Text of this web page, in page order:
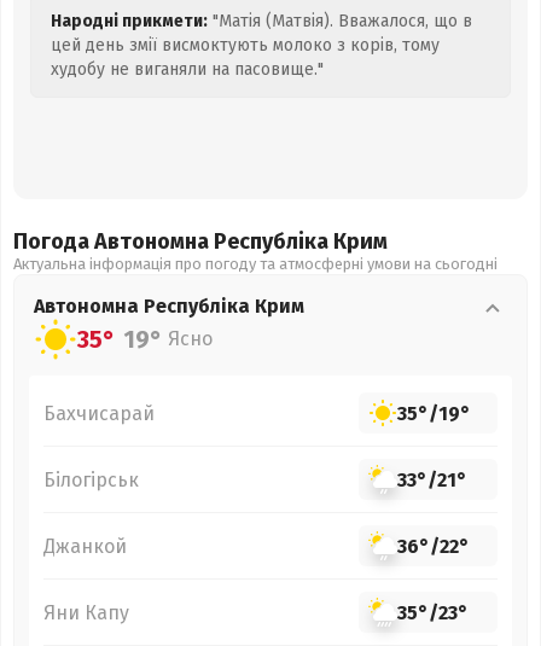
Народні прикмети: "Матія (Матвія). Вважалося, що в
цей день змії висмоктують молоко з корів, тому
худобу не виганяли на пасовище."
Погода Автономна Республіка Крим
Актуальна інформація про погоду та атмосферні умови на сьогодні
Автономна Республіка Крим
35° 19° Ясно
Бахчисарай 35°/19°
Білогірськ 33°/21°
Джанкой 36°/22°
Яни Капу 35°/23°